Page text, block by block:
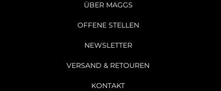
ÜBER MAGGS
OFFENE STELLEN
NEWSLETTER
VERSAND & RETOUREN
KONTAKT